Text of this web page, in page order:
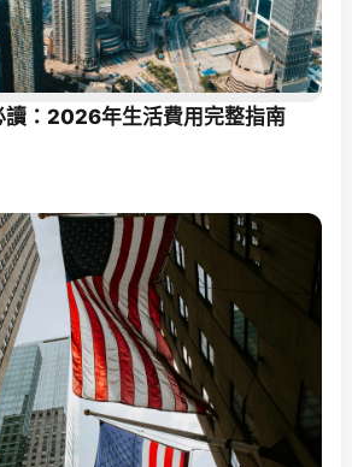
讀：2026年生活費用完整指南